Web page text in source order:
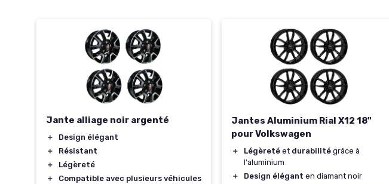
Jante alliage noir argenté
＋
Design élégant
＋
Résistant
＋
Légèreté
＋
Compatible avec plusieurs véhicules
Jantes Aluminium Rial X12 18"
pour Volkswagen
＋ Légèreté et durabilité grâce à
l'aluminium
＋
Design élégant en diamant noir